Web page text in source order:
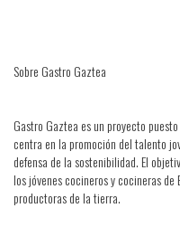
Sobre Gastro Gaztea
Gastro Gaztea es un proyecto
centra en la promoción del talento
defensa de la sostenibilidad. El
los jóvenes cocineros y cocineras
productoras de la tierra.